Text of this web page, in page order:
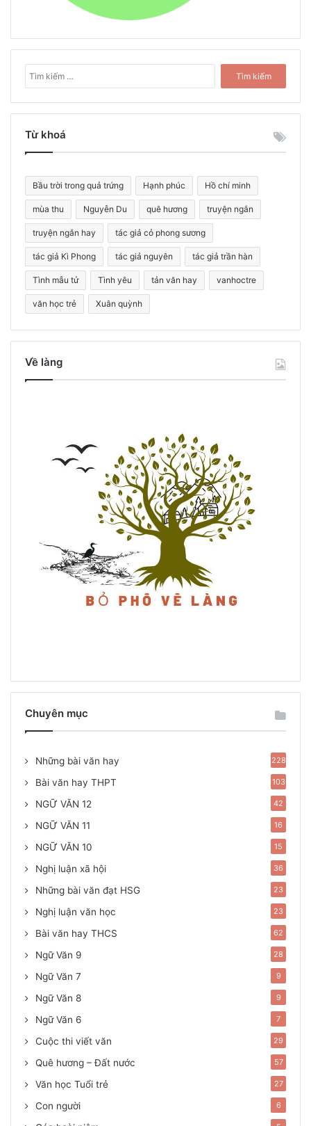
m
k
h
o
:
Từ khoá
Bầu trời trong quả trứng Hạnh phúc Hồ chí minh
mùa thu Nguyễn Du quê hương truyện ngắn
truyện ngắn hay tác giả cỏ phong sương
tác giả Kì Phong tác giả nguyên tác giả trần hàn
Tình mẫu tử Tình yêu tản văn hay vanhoctre
văn học trẻ Xuân quỳnh
Về làng
Chuyên mục
Những bài văn hay 228
Bài văn hay THPT 103
NGỮ VĂN 12 42
NGỮ VĂN 11 16
NGỮ VĂN 10 15
Nghị luận xã hội 36
Những bài văn đạt HSG 23
Nghị luận văn học 23
Bài văn hay THCS 62
Ngữ Văn 9 28
Ngữ Văn 7 9
Ngữ Văn 8 9
Ngữ Văn 6 7
Cuộc thi viết văn 29
Quê hương – Đất nước 57
Văn học Tuổi trẻ 27
Con người 6